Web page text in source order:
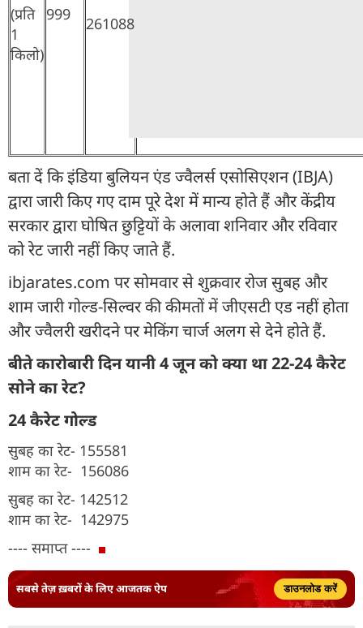
(प्रति
1
किलो)
999 261088
बता दें कि इंडिया बुलियन एंड ज्वैलर्स एसोसिएशन (IBJA)
द्वारा जारी किए गए दाम पूरे देश में मान्य होते हैं और केंद्रीय
सरकार द्वारा घोषित छुट्टियों के अलावा शनिवार और रविवार
को रेट जारी नहीं किए जाते हैं.
ibjarates.com पर सोमवार से शुक्रवार रोज सुबह और
शाम जारी गोल्ड-सिल्वर की कीमतों में जीएसटी एड नहीं होता
और ज्वैलरी खरीदने पर मेकिंग चार्ज अलग से देने होते हैं.
बीते कारोबारी दिन यानी 4 जून को क्या था 22-24 कैरेट
सोने का रेट?
24 कैरेट गोल्ड
सुबह का रेट- 155581
शाम का रेट- 156086
सुबह का रेट- 142512
शाम का रेट- 142975
---- समाप्त ----
सबसे तेज़ ख़बरों के लिए आजतक ऐप डाउनलोड करें